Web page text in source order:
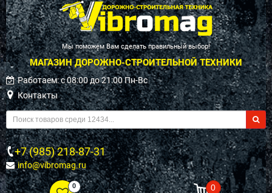
Мы поможем Вам сделать правильный выбор!
МАГАЗИН ДОРОЖНО-СТРОИТЕЛЬНОЙ ТЕХНИКИ
Работаем: c 08:00 до 21:00 Пн-Вс
Контакты
+7 (985) 218-87-31
info@vibromag.ru
0 0